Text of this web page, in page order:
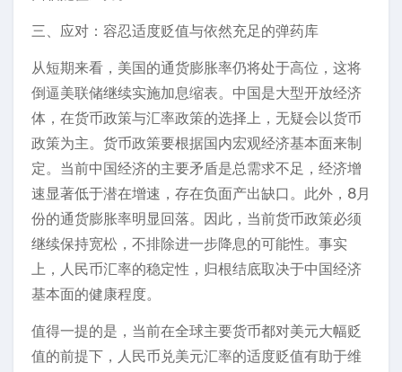
三、应对：容忍适度贬值与依然充足的弹药库
从短期来看，美国的通货膨胀率仍将处于高位，这将
倒逼美联储继续实施加息缩表。中国是大型开放经济
体，在货币政策与汇率政策的选择上，无疑会以货币
政策为主。货币政策要根据国内宏观经济基本面来制
定。当前中国经济的主要矛盾是总需求不足，经济增
速显著低于潜在增速，存在负面产出缺口。此外，8月
份的通货膨胀率明显回落。因此，当前货币政策必须
继续保持宽松，不排除进一步降息的可能性。事实
上，人民币汇率的稳定性，归根结底取决于中国经济
基本面的健康程度。
值得一提的是，当前在全球主要货币都对美元大幅贬
值的前提下，人民币兑美元汇率的适度贬值有助于维